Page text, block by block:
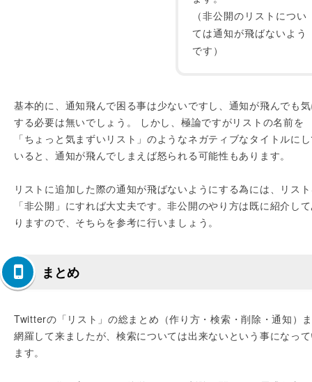
（非公開のリストについ
ては通知が飛ばないよう
です）
基本的に、通知飛んで困る事は少ないですし、通知が飛んでも
する必要は無いでしょう。 しかし、極論ですがリストの名前を
「ちょっと気まずいリスト」のようなネガティブなタイトルに
いると、通知が飛んでしまえば怒られる可能性もあります。
リストに追加した際の通知が飛ばないようにする為には、リス
「非公開」にすれば大丈夫です。非公開のやり方は既に紹介し
りますので、そちらを参考に行いましょう。
まとめ
Twitterの「リスト」の総まとめ（作り方・検索・削除・通知）
網羅して来ましたが、検索については出来ないという事になっ
ます。